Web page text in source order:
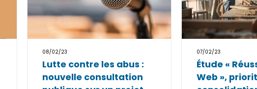
08/02/23
Lutte contre les abus :
nouvelle consultation
07/02/23
Étude «
Web »,